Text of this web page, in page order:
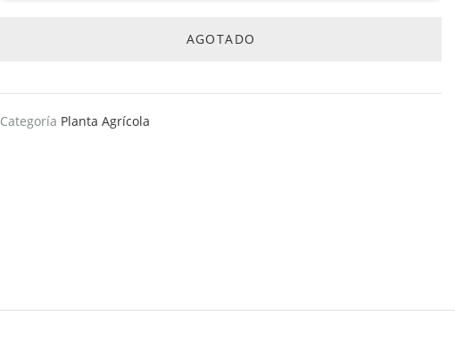
AGOTADO
Categoría Planta Agrícola